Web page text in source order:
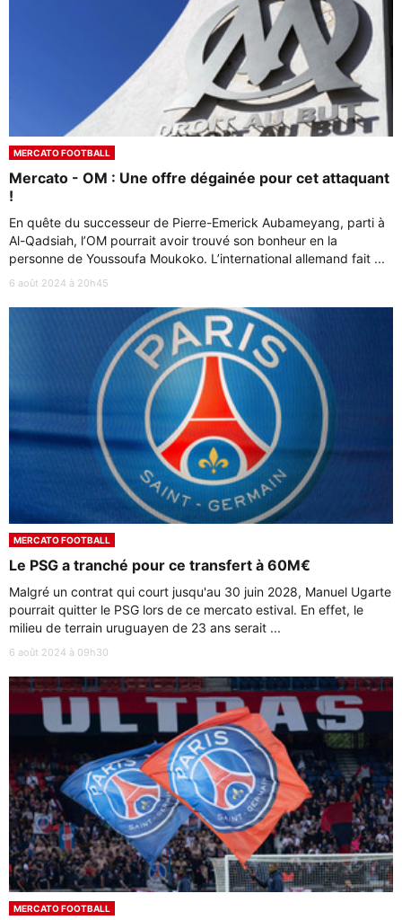
MERCATO FOOTBALL
Mercato - OM : Une offre dégainée pour cet attaquant
!
En quête du successeur de Pierre-Emerick Aubameyang, parti à
Al-Qadsiah, l’OM pourrait avoir trouvé son bonheur en la
personne de Youssoufa Moukoko. L’international allemand fait ...
6 août 2024 à 20h45
MERCATO FOOTBALL
Le PSG a tranché pour ce transfert à 60M€
Malgré un contrat qui court jusqu'au 30 juin 2028, Manuel Ugarte
pourrait quitter le PSG lors de ce mercato estival. En effet, le
milieu de terrain uruguayen de 23 ans serait ...
6 août 2024 à 09h30
MERCATO FOOTBALL